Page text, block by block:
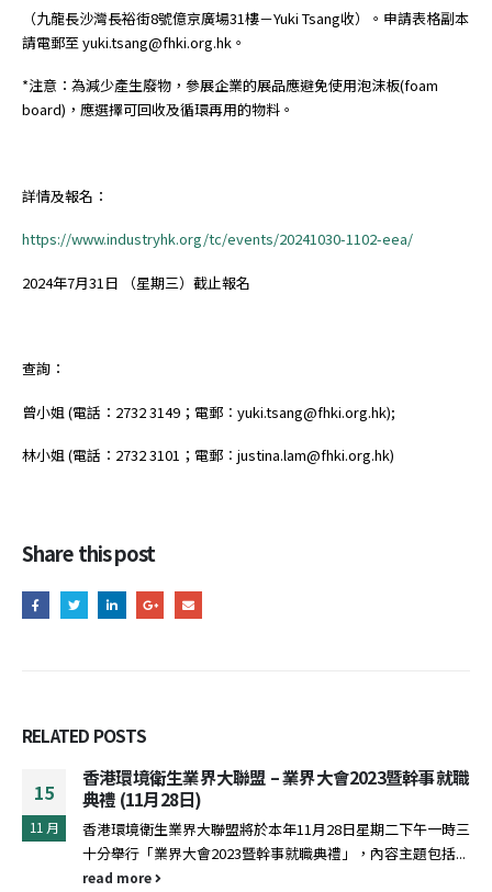
（九龍長沙灣長裕街8號億京廣場31樓－Yuki Tsang收）。申請表格副本
請電郵至 yuki.tsang@fhki.org.hk。
*注意：為減少產生廢物，參展企業的展品應避免使用泡沫板(foam
board)，應選擇可回收及循環再用的物料。
詳情及報名：
https://www.industryhk.org/tc/events/20241030-1102-eea/
2024年7月31日 （星期三）截止報名
查詢：
曾小姐 (電話：2732 3149；電郵︰yuki.tsang@fhki.org.hk);
林小姐 (電話：2732 3101；電郵︰justina.lam@fhki.org.hk)
Share this post
RELATED POSTS
13
5 月
「無煙跑服日」2024
香港吸煙與健康委員會已推出全新宣傳片『一「點」煙 禍害
蔓延』，宣傳片旨在喚起公眾的共鳴，提高公眾對於二手煙和
三手煙危害的認識，鼓勵吸煙者為自己和下一代的健康，做出
正確選擇，儘快戒煙！現邀請 貴機構/校協助於不同平台推廣